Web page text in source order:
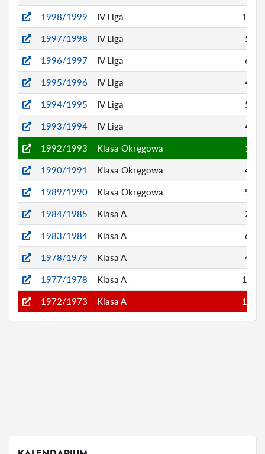
1998/1999 IV Liga 11
1997/1998 IV Liga 5
1996/1997 IV Liga 6
1995/1996 IV Liga 4
1994/1995 IV Liga 5
1993/1994 IV Liga 4
1992/1993 Klasa Okręgowa 1
1990/1991 Klasa Okręgowa 4
1989/1990 Klasa Okręgowa 9
1984/1985 Klasa A 2
1983/1984 Klasa A 6
1978/1979 Klasa A 4
1977/1978 Klasa A 10
1972/1973 Klasa A 14